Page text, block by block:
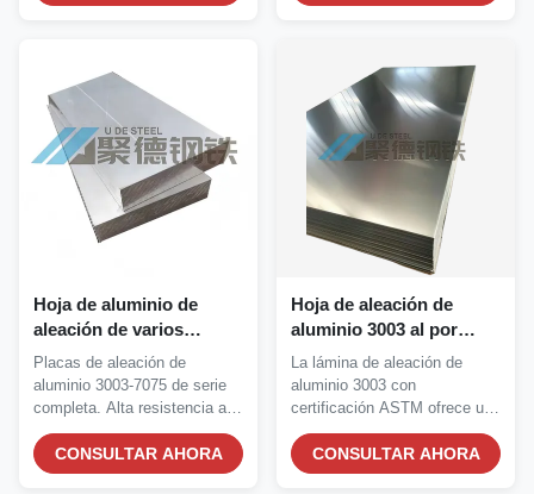
Hoja de aluminio de
aleación de varios
grados con alta
resistencia a la corrosión
y servicio de corte
personalizado
Placas de aleación de
aluminio 3003-7075 de serie
completa. Alta resistencia a la
corrosión,...
CONSULTAR AHORA
Hoja de aleación de
aluminio 3003 al por
mayor con alta
resistencia a la corrosión
para aislamiento térmico
estándar ASTM
La lámina de aleación de
aluminio 3003 con
certificación ASTM ofrece una
resistencia superior a...
CONSULTAR AHORA